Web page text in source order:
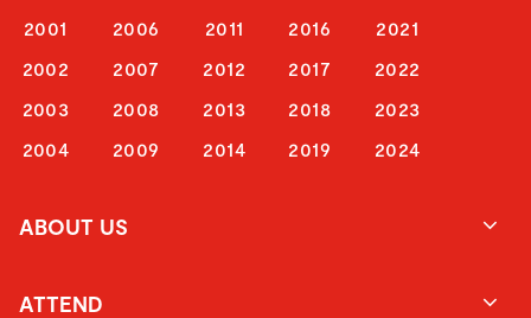
2001
2002
2003
2004
2006
2007
2008
2009
2011
2012
2013
2014
2016
2017
2018
2019
2021
2022
2023
2024
ABOUT US
ATTEND